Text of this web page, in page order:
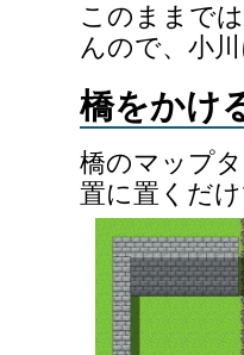
このままで
んので、小
橋をかけ
橋のマップ
置に置くだ